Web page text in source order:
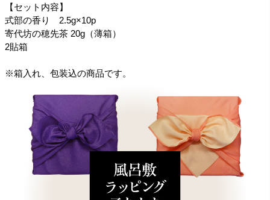
【セット内容】
式部の香り 2.5g×10p
寄代坊の穂先茶 20g（薄箱）
2貼箱
※箱入れ、包装込の商品です。